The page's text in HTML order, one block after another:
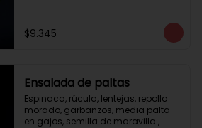
balsámica.
$9.345
Ensalada de paltas
Espinaca, rúcula, lentejas, repollo
morado, garbanzos, media palta
en gajos, semilla de maravilla ,